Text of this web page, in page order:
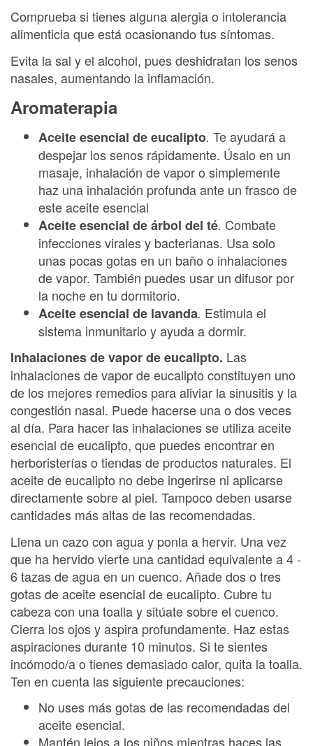
Comprueba si tienes alguna alergia o intolerancia
alimenticia que está ocasionando tus síntomas.
Evita la sal y el alcohol, pues deshidratan los senos
nasales, aumentando la inflamación.
Aromaterapia
Aceite esencial de eucalipto. Te ayudará a
despejar los senos rápidamente. Úsalo en un
masaje, inhalación de vapor o simplemente
haz una inhalación profunda ante un frasco de
este aceite esencial
Aceite esencial de árbol del té. Combate
infecciones virales y bacterianas. Usa solo
unas pocas gotas en un baño o inhalaciones
de vapor. También puedes usar un difusor por
la noche en tu dormitorio.
Aceite esencial de lavanda. Estimula el
sistema inmunitario y ayuda a dormir.
Inhalaciones de vapor de eucalipto. Las
inhalaciones de vapor de eucalipto constituyen uno
de los mejores remedios para aliviar la sinusitis y la
congestión nasal. Puede hacerse una o dos veces
al día. Para hacer las inhalaciones se utiliza aceite
esencial de eucalipto, que puedes encontrar en
herboristerías o tiendas de productos naturales. El
aceite de eucalipto no debe ingerirse ni aplicarse
directamente sobre al piel. Tampoco deben usarse
cantidades más altas de las recomendadas.
Llena un cazo con agua y ponla a hervir. Una vez
que ha hervido vierte una cantidad equivalente a 4 -
6 tazas de agua en un cuenco. Añade dos o tres
gotas de aceite esencial de eucalipto. Cubre tu
cabeza con una toalla y sitúate sobre el cuenco.
Cierra los ojos y aspira profundamente. Haz estas
aspiraciones durante 10 minutos. Si te sientes
incómodo/a o tienes demasiado calor, quita la toalla.
Ten en cuenta las siguiente precauciones:
No uses más gotas de las recomendadas del
aceite esencial.
Mantén lejos a los niños mientras haces las